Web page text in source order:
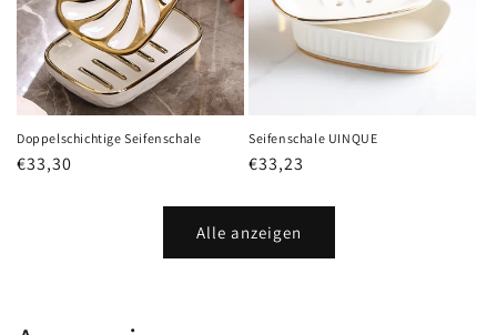
Doppelschichtige Seifenschale
Normaler
€33,30
Seifenschale UINQUE
Normaler
€33,23
Alle anzeigen